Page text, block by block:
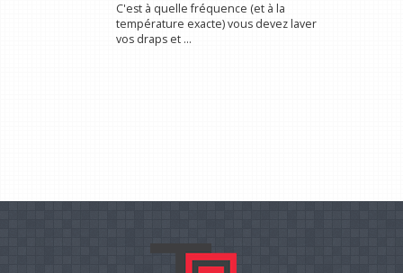
C'est à quelle fréquence (et à la
température exacte) vous devez laver
vos draps et ...